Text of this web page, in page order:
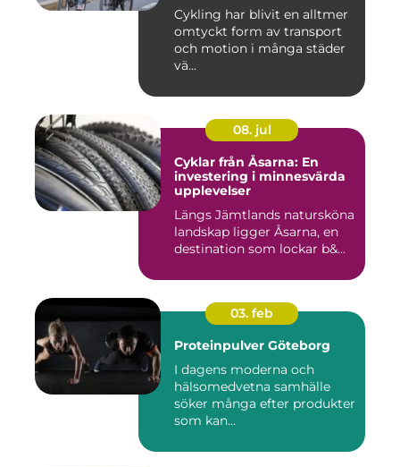
Cykling har blivit en alltmer
omtyckt form av transport
och motion i många städer
vä...
08. jul
Cyklar från Åsarna: En
investering i minnesvärda
upplevelser
Längs Jämtlands natursköna
landskap ligger Åsarna, en
destination som lockar b&...
03. feb
Proteinpulver Göteborg
I dagens moderna och
hälsomedvetna samhälle
söker många efter produkter
som kan...